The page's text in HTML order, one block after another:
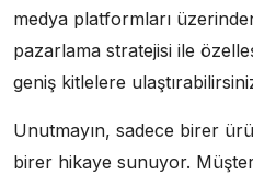
medya platformları
pazarlama stratejisi ile
geniş kitlelere
Unutmayın, sadece birer
birer hikaye sunuyor.